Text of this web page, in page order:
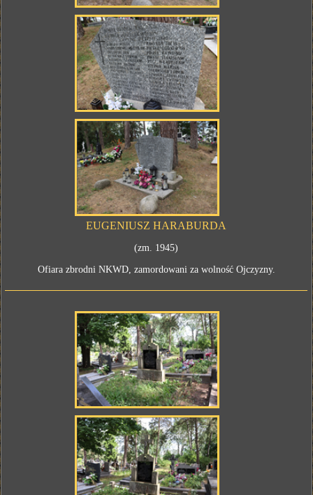
EUGENIUSZ HARABURDA
(zm. 1945)
Ofiara zbrodni NKWD, zamordowani za wolność Ojczyzny.